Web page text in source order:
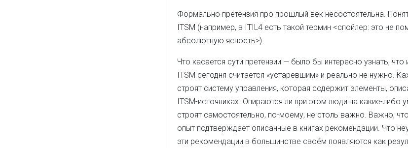
Формально претензия про прошлый век несостоятельна.
ITSM (например, в ITIL4 есть такой термин <спойлер: это не
абсолютную ясность>).
Что касается сути претензии — было бы интересно узнать, что
ITSM сегодня считается «устаревшим» и реально не нужно.
строят систему управления, которая содержит элементы,
ITSM-источниках. Опираются ли при этом люди на какие-либо
строят самостоятельно, по-моему, не столь важно. Важно, что
опыт подтверждает описанные в книгах рекомендации. Что
эти рекомендации в большинстве своём появляются как